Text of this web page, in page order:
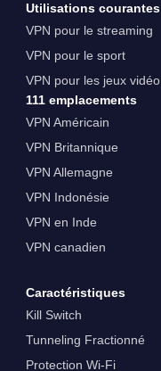
Utilisations courantes
VPN pour le streaming
VPN pour le sport
VPN pour les jeux vidéo
111 emplacements
VPN Américain
VPN Britannique
VPN Allemagne
VPN Indonésie
VPN en Inde
VPN canadien
Caractéristiques
Kill Switch
Tunneling Fractionné
Protection Wi-Fi